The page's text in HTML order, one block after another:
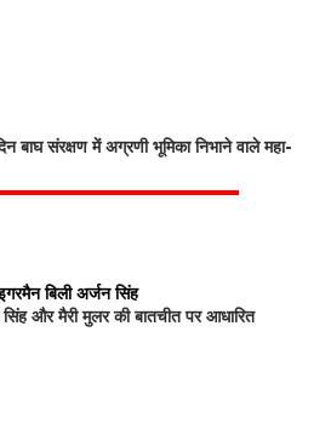
बाघ संरक्षण में अग्रणी भूमिका निभाने वाले महा-
बिली अर्जन सिंह
और मैरी मुलर की बातचीत पर आधारित